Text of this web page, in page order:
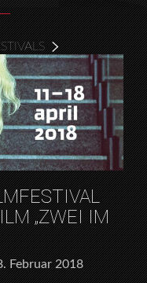
2018:
FALSCHEN FILM“
„ZWEI IM
Februar 2018